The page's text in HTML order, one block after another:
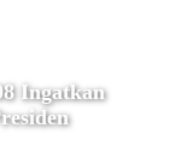
Ingatkan